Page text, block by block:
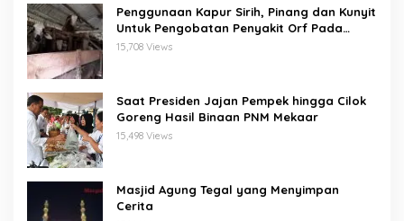
Penggunaan Kapur Sirih, Pinang dan Kunyit
Untuk Pengobatan Penyakit Orf Pada
Domba/Kambing
15,708 Views
Saat Presiden Jajan Pempek hingga Cilok
Goreng Hasil Binaan PNM Mekaar
15,498 Views
Masjid Agung Tegal yang Menyimpan
Cerita